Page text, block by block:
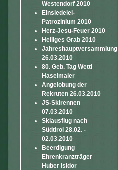
Westendorf 2010
Einsiedelei-
Patrozinium 2010
Herz-Jesu-Feuer 2010
Heiliges Grab 2010
Jahreshauptversammlung
26.03.2010
80. Geb. Tag Wetti
Haselmaier
Angelobung der
Rekruten 26.03.2010
JS-Skirennen
07.03.2010
Skiausflug nach
Südtirol 28.02. -
02.03.2010
Beerdigung
Ehrenkranzträger
Huber Isidor